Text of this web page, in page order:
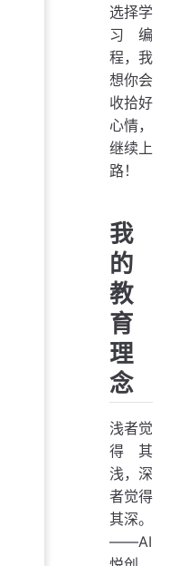
选择学
习编
程，我
想你会
收拾好
心情，
继续上
路！
我
的
教
育
理
念
浅者觉
得其
浅，深
者觉得
其深。
——AI